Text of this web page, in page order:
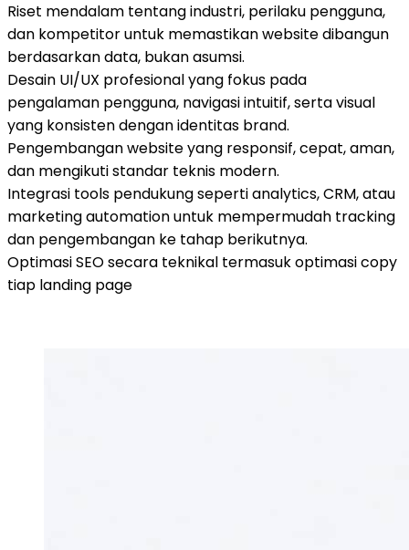
Riset mendalam tentang industri, perilaku pengguna,
dan kompetitor untuk memastikan website dibangun
berdasarkan data, bukan asumsi.
Desain UI/UX profesional yang fokus pada
pengalaman pengguna, navigasi intuitif, serta visual
yang konsisten dengan identitas brand.
Pengembangan website yang responsif, cepat, aman,
dan mengikuti standar teknis modern.
Integrasi tools pendukung seperti analytics, CRM, atau
marketing automation untuk mempermudah tracking
dan pengembangan ke tahap berikutnya.
Optimasi SEO secara teknikal termasuk optimasi copy
tiap landing page